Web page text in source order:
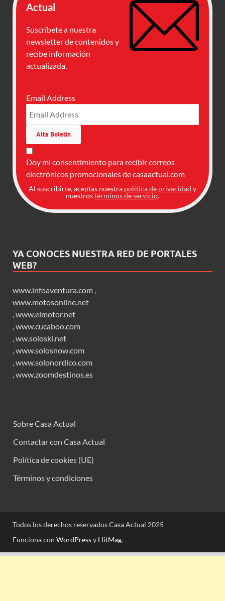
Actual
Suscríbete a nuestra
newsletter de contenidos y
recibe información
actualizada.
Email Address
Doy mi consentimiento para recibir correos
electrónicos promocionales de casaactual.com
Al suscribirte, aceptas nuestra política de privacidad y
nuestrostérminos de servicio.
YA CONOCES NUESTRA RED DE PORTALES
WEB?
www.infoaventura.com ,
www.motosonline.net
,www.elmotor.net
,www.cucaboo.com
,ww.soloski.net
,www.solosnow.com
,www.solonordico.com
,www.zoomdestinos.es
Sobre Casa Actual
Contactar con Casa Actual
Política de cookies (UE)
Términos y condiciones
Todos los derechos reservados Casa Actual 2025
Funciona con WordPressy HitMag.